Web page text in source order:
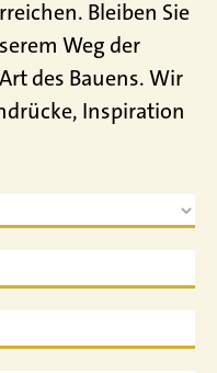
Bleiben Sie
Weg der
des Bauens. Wir
Inspiration